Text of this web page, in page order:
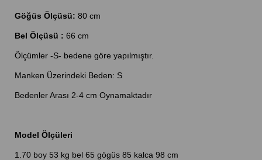
Göğüs Ölçüsü: 80 cm
Bel Ölçüsü : 66 cm
Ölçümler -S- bedene göre yapılmıştır.
Manken Üzerindeki Beden: S
Bedenler Arası 2-4 cm Oynamaktadır
Model Ölçüleri
1.70 boy 53 kg bel 65 gögüs 85 kalca 98 cm